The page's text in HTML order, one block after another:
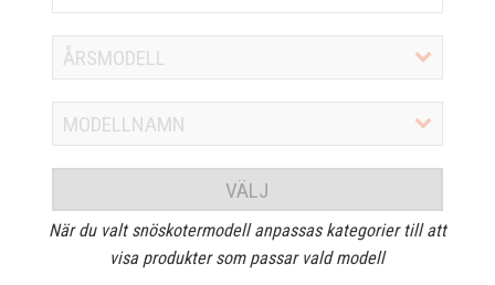
VÄLJ
När du valt snöskotermodell anpassas kategorier till att
visa produkter som passar vald modell